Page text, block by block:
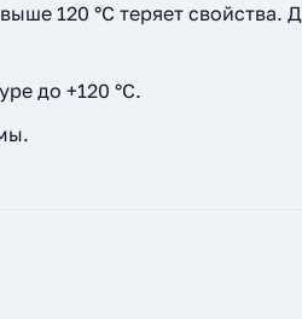
120 °C теряет свойства.
до +120 °C.